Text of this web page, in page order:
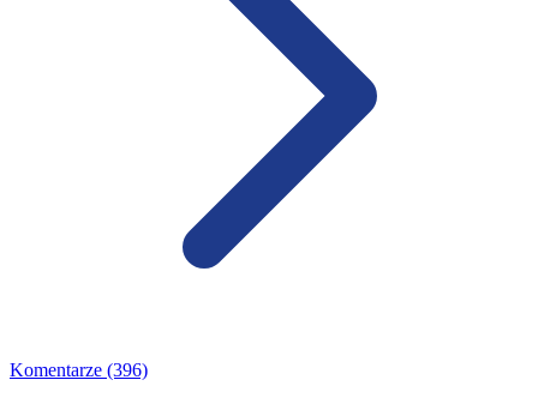
Komentarze (396)